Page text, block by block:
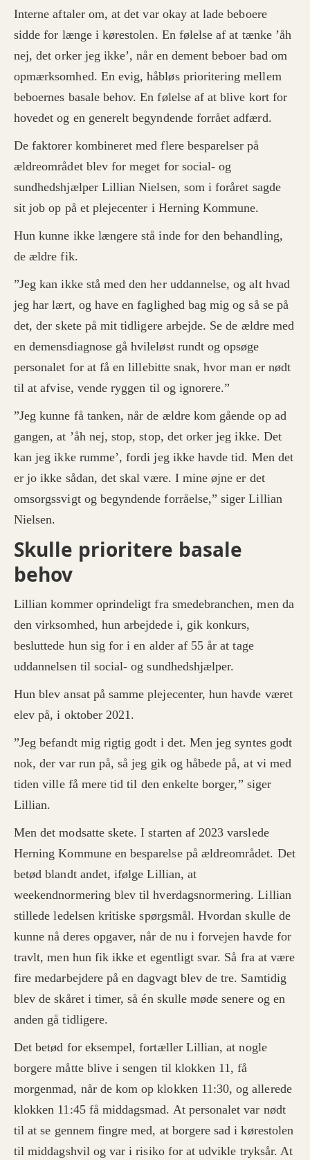
Interne aftaler om, at det var okay at lade beboere
sidde for længe i kørestolen. En følelse af at tænke ’åh
nej, det orker jeg ikke’, når en dement beboer bad om
opmærksomhed. En evig, håbløs prioritering mellem
beboernes basale behov. En følelse af at blive kort for
hovedet og en generelt begyndende forrået adfærd.
De faktorer kombineret med flere besparelser på
ældreområdet blev for meget for social- og
sundhedshjælper Lillian Nielsen, som i foråret sagde
sit job op på et plejecenter i Herning Kommune.
Hun kunne ikke længere stå inde for den behandling,
de ældre fik.
”Jeg kan ikke stå med den her uddannelse, og alt hvad
jeg har lært, og have en faglighed bag mig og så se på
det, der skete på mit tidligere arbejde. Se de ældre med
en demensdiagnose gå hvileløst rundt og opsøge
personalet for at få en lillebitte snak, hvor man er nødt
til at afvise, vende ryggen til og ignorere.”
”Jeg kunne få tanken, når de ældre kom gående op ad
gangen, at ’åh nej, stop, stop, det orker jeg ikke. Det
kan jeg ikke rumme’, fordi jeg ikke havde tid. Men det
er jo ikke sådan, det skal være. I mine øjne er det
omsorgssvigt og begyndende forråelse,” siger Lillian
Nielsen.
Skulle prioritere basale
behov
Lillian kommer oprindeligt fra smedebranchen, men da
den virksomhed, hun arbejdede i, gik konkurs,
besluttede hun sig for i en alder af 55 år at tage
uddannelsen til social- og sundhedshjælper.
Hun blev ansat på samme plejecenter, hun havde været
elev på, i oktober 2021.
”Jeg befandt mig rigtig godt i det. Men jeg syntes godt
nok, der var run på, så jeg gik og håbede på, at vi med
tiden ville få mere tid til den enkelte borger,” siger
Lillian.
Men det modsatte skete. I starten af 2023 varslede
Herning Kommune en besparelse på ældreområdet. Det
betød blandt andet, ifølge Lillian, at
weekendnormering blev til hverdagsnormering. Lillian
stillede ledelsen kritiske spørgsmål. Hvordan skulle de
kunne nå deres opgaver, når de nu i forvejen havde for
travlt, men hun fik ikke et egentligt svar. Så fra at være
fire medarbejdere på en dagvagt blev de tre. Samtidig
blev de skåret i timer, så én skulle møde senere og en
anden gå tidligere.
Det betød for eksempel, fortæller Lillian, at nogle
borgere måtte blive i sengen til klokken 11, få
morgenmad, når de kom op klokken 11:30, og allerede
klokken 11:45 få middagsmad. At personalet var nødt
til at se gennem fingre med, at borgere sad i kørestolen
til middagshvil og var i risiko for at udvikle tryksår. At